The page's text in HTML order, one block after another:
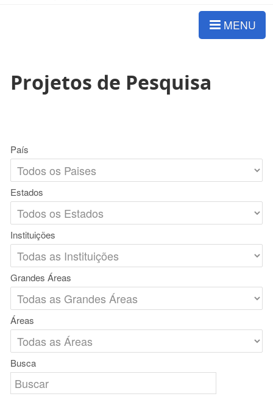
MENU
Projetos de Pesquisa
País
Estados
Instituições
Grandes Áreas
Áreas
Busca